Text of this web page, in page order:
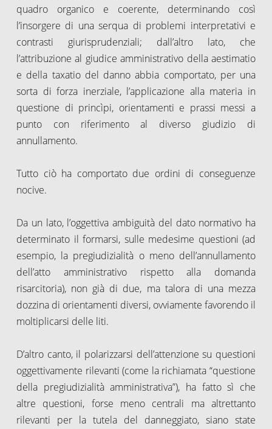
quadro organico e coerente, determinando così
l’insorgere di una serqua di problemi interpretativi e
contrasti giurisprudenziali; dall’altro lato, che
l’attribuzione al giudice amministrativo della aestimatio
e della taxatio del danno abbia comportato, per una
sorta di forza inerziale, l’applicazione alla materia in
questione di princìpi, orientamenti e prassi messi a
punto con riferimento al diverso giudizio di
annullamento.
Tutto ciò ha comportato due ordini di conseguenze
nocive.
Da un lato, l’oggettiva ambiguità del dato normativo ha
determinato il formarsi, sulle medesime questioni (ad
esempio, la pregiudizialità o meno dell’annullamento
dell’atto amministrativo rispetto alla domanda
risarcitoria), non già di due, ma talora di una mezza
dozzina di orientamenti diversi, ovviamente favorendo il
moltiplicarsi delle liti.
D’altro canto, il polarizzarsi dell’attenzione su questioni
oggettivamente rilevanti (come la richiamata “questione
della pregiudizialità amministrativa”), ha fatto sì che
altre questioni, forse meno centrali ma altrettanto
rilevanti per la tutela del danneggiato, siano state